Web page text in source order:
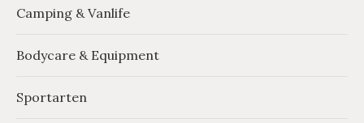
Camping & Vanlife
Bodycare & Equipment
Sportarten